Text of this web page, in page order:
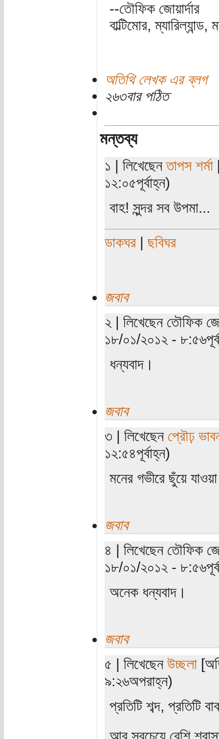
--তৌফিক জোয়ার্দার
বাল্টিমোর, ম্যারিল্যান্ড,
অতিথি লেখক এর ব্লগ
২৬৩বার পঠিত
মন্তব্য
১ | লিখেছেনতাপস শর্মা
১২:০৫পূর্বাহ্ন)
বাহ! সুন্দর সব উপমা...
ডাকঘর| ছবিঘর
জবাব
২ | লিখেছেন তৌফিক
১৮/০১/২০১২ -
ধন্যবাদ।
জবাব
৩ | লিখেছেন প্রৌঢ়
১২:৫৪পূর্বাহ্ন)
মনের গভীরে ছুঁয়ে
জবাব
৪ | লিখেছেন তৌফিক
১৮/০১/২০১২ -
অনেক ধন্যবাদ।
জবাব
৫ | লিখেছেন উচ্ছলা
৯:২৬অপরাহ্ন)
প্রতিটি শব্দ, প্রতিটি
আর সবচেয়ে বেশি